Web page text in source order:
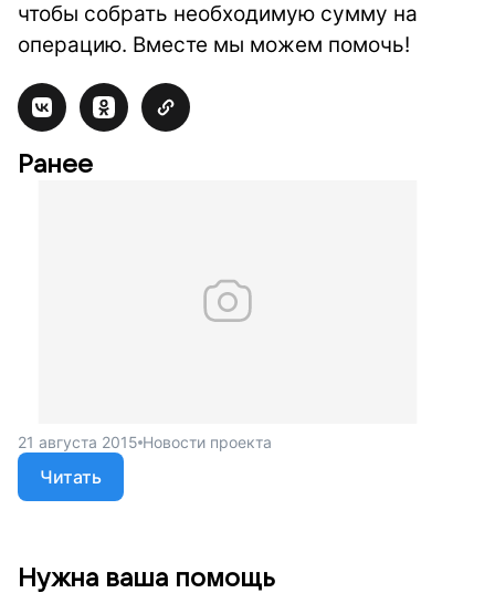
чтобы собрать необходимую сумму на
операцию. Вместе мы можем помочь!
Ранее
21 августа 2015 Новости проекта
Читать
Нужна ваша помощь